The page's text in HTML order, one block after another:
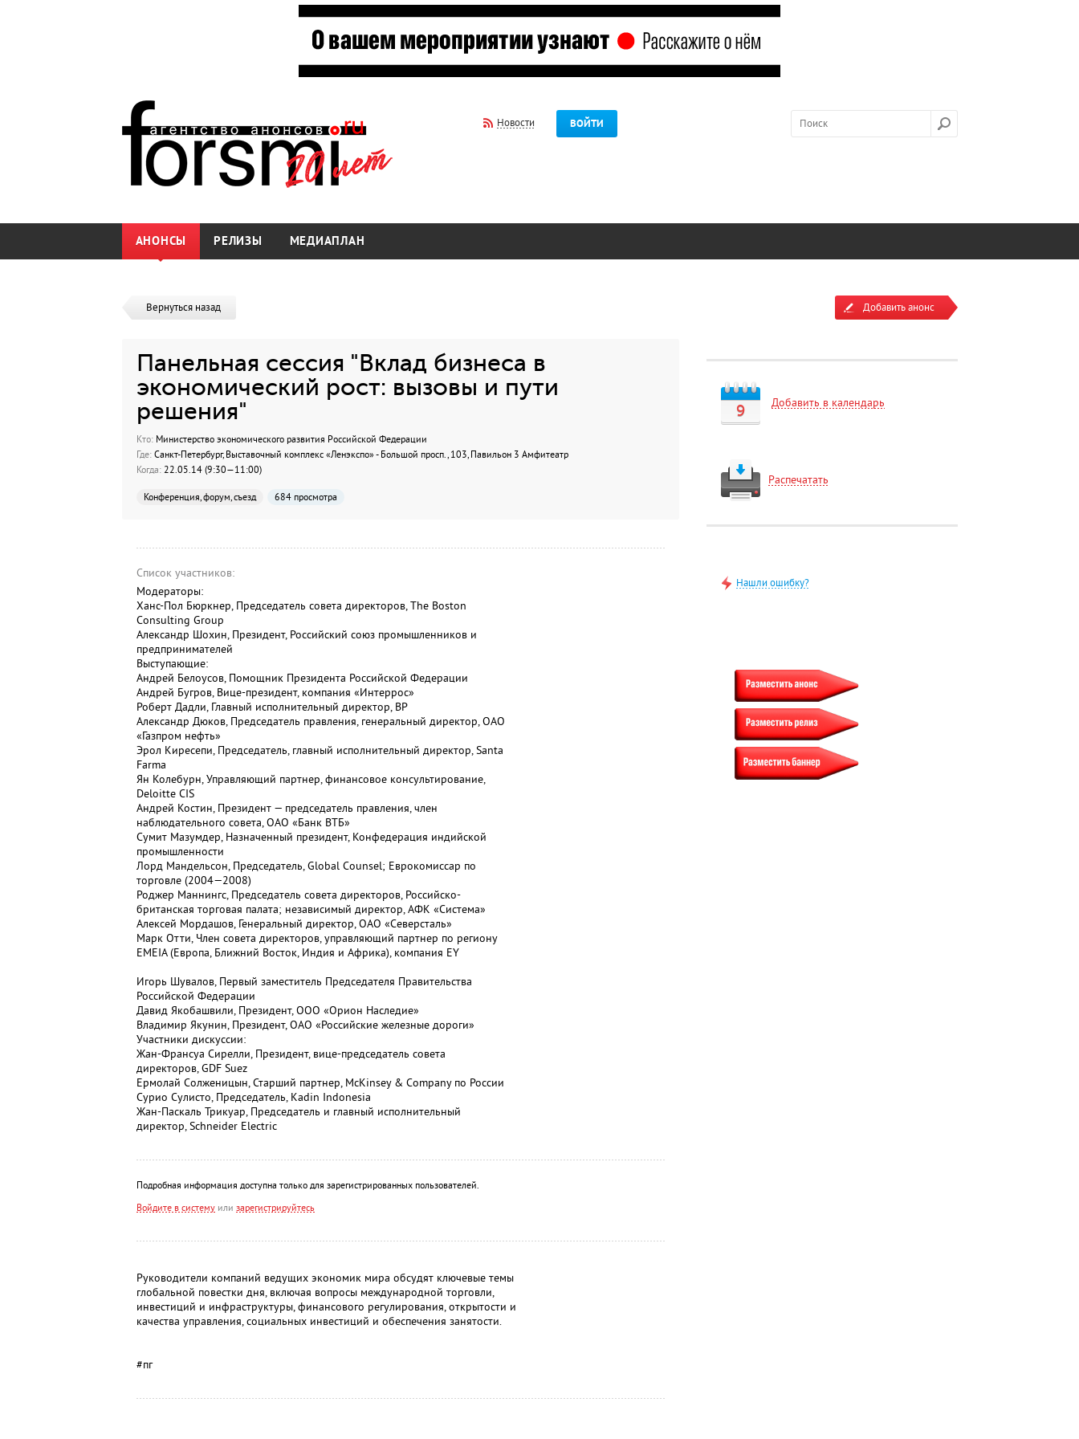
Новости ВОЙТИ
АНОНСЫ РЕЛИЗЫ МЕДИАПЛАН
Вернуться назад
Панельная сессия "Вклад бизнеса в
экономический рост: вызовы и пути
решения"
Кто:Министерство экономического развития Российской Федерации
Где:Санкт-Петербург, Выставочный комплекс «Ленэкспо» - Большой просп., 103, Павильон 3 Амфитеатр
Когда:22.05.14 (9:30—11:00)
Конференция, форум, съезд 684 просмотра
Список участников:
Модераторы:
Ханс-Пол Бюркнер, Председатель совета директоров, The Boston
Consulting Group
Александр Шохин, Президент, Российский союз промышленников и
предпринимателей
Выступающие:
Андрей Белоусов, Помощник Президента Российской Федерации
Андрей Бугров, Вице-президент, компания «Интеррос»
Роберт Дадли, Главный исполнительный директор, BP
Александр Дюков, Председатель правления, генеральный директор, ОАО
«Газпром нефть»
Эрол Киресепи, Председатель, главный исполнительный директор, Santa
Farma
Ян Колебурн, Управляющий партнер, финансовое консультирование,
Deloitte CIS
Андрей Костин, Президент — председатель правления, член
наблюдательного совета, ОАО «Банк ВТБ»
Сумит Мазумдер, Назначенный президент, Конфедерация индийской
промышленности
Лорд Мандельсон, Председатель, Global Counsel; Еврокомиссар по
торговле (2004—2008)
Роджер Маннингс, Председатель совета директоров, Российско-
британская торговая палата; независимый директор, АФК «Система»
Алексей Мордашов, Генеральный директор, ОАО «Северсталь»
Марк Отти, Член совета директоров, управляющий партнер по региону
EMEIA (Европа, Ближний Восток, Индия и Африка), компания EY
Игорь Шувалов, Первый заместитель Председателя Правительства
Российской Федерации
Давид Якобашвили, Президент, ООО «Орион Наследие»
Владимир Якунин, Президент, ОАО «Российские железные дороги»
Участники дискуссии:
Жан-Франсуа Сирелли, Президент, вице-председатель совета
директоров, GDF Suez
Ермолай Солженицын, Старший партнер, McKinsey & Company по России
Сурио Сулисто, Председатель, Kadin Indonesia
Жан-Паскаль Трикуар, Председатель и главный исполнительный
директор, Schneider Electric
Подробная информация доступна только для зарегистрированных пользователей.
Войдите в системуили зарегистрируйтесь
Руководители компаний ведущих экономик мира обсудят ключевые темы
глобальной повестки дня, включая вопросы международной торговли,
инвестиций и инфраструктуры, финансового регулирования, открытости и
качества управления, социальных инвестиций и обеспечения занятости.
#пг
Добавить анонс
9 Добавить в календарь
Распечатать
Нашли ошибку?